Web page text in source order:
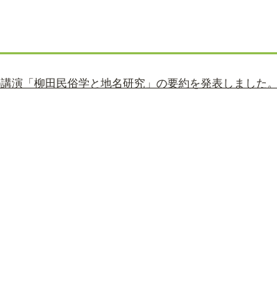
演「柳田民俗学と地名研究」の要約を発表しました。